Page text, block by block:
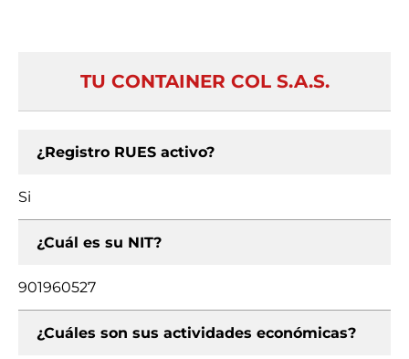
TU CONTAINER COL S.A.S.
¿Registro RUES activo?
Si
¿Cuál es su NIT?
901960527
¿Cuáles son sus actividades económicas?